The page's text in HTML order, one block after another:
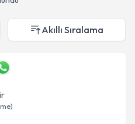
Akıllı Sıralama